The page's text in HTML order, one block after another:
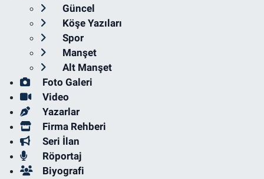
Güncel
Köşe Yazıları
Spor
Manşet
Alt Manşet
Foto Galeri
Video
Yazarlar
Firma Rehberi
Seri İlan
Röportaj
Biyografi